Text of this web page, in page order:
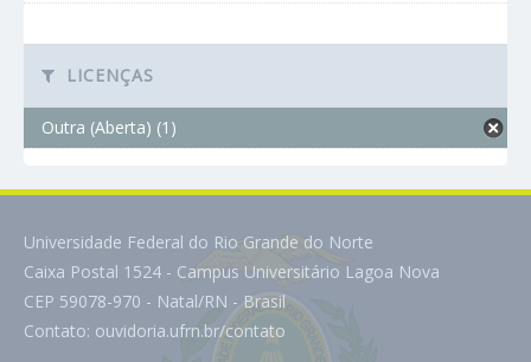
LICENÇAS
Outra (Aberta) (1)
Universidade Federal do Rio Grande do Norte
Caixa Postal 1524 - Campus Universitário Lagoa Nova
CEP 59078-970 - Natal/RN - Brasil
Contato: ouvidoria.ufrn.br/contato